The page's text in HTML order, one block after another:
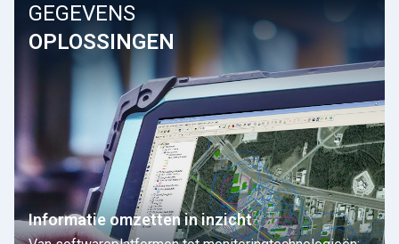
GEGEVENS
OPLOSSINGEN
Informatie omzetten in inzicht